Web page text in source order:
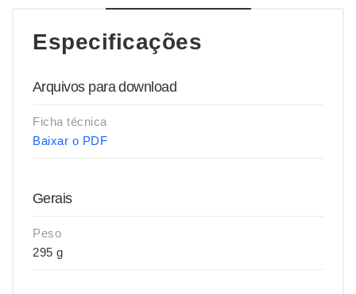
Especificações
Arquivos para download
Ficha técnica
Baixar o PDF
Gerais
Peso
295 g